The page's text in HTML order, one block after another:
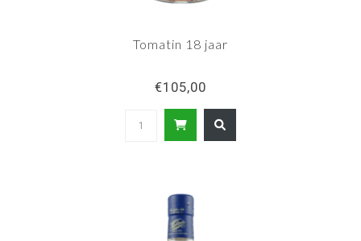
Tomatin 18 jaar
€105,00